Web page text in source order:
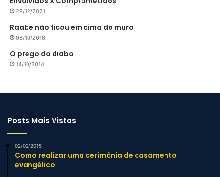
28/12/2021
Raabe não ficou em cima do muro
06/10/2016
O prego do diabo
14/10/2014
Posts Mais Vistos
02/02/2015
Como realizar uma cerimônia de casamento
evangélico